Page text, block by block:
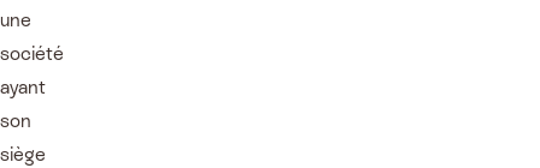
une
société
ayant
son
siège